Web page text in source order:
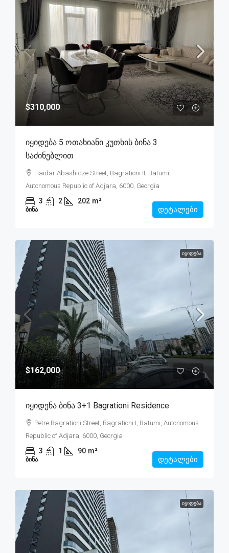
$310,000
Იყიდება 5 Ოთახიანი Კუთხის Ბინა 3
Საძინებლით
Haidar Abashidze Street, Bagrationi II, Batumi,
Autonomous Republic of Adjara, 6000, Georgia
3 2 202 m²
ᲑᲘᲜᲐ დეტალები
ᲘᲧᲘᲓᲔᲑᲐ
$162,000
Იყიდენა Ბინა 3+1 Bagrationi Residence
Petre Bagrationi Street, Bagrationi I, Batumi, Autonomous
Republic of Adjara, 6000, Georgia
3 1 90 m²
ᲑᲘᲜᲐ დეტალები
ᲘᲧᲘᲓᲔᲑᲐ